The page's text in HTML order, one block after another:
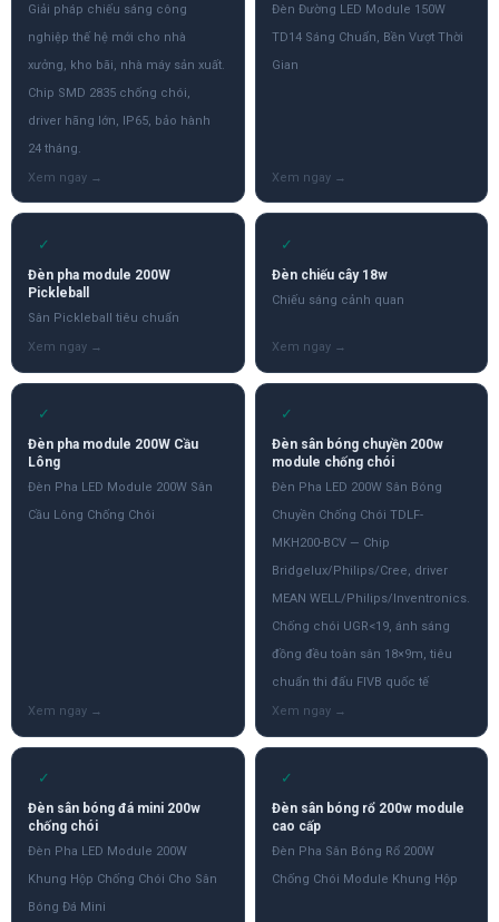
Giải pháp chiếu sáng công
nghiệp thế hệ mới cho nhà
xưởng, kho bãi, nhà máy sản xuất.
Chip SMD 2835 chống chói,
driver hãng lớn, IP65, bảo hành
24 tháng.
Đèn Đường LED Module 150W
TD14 Sáng Chuẩn, Bền Vượt Thời
Gian
✓
Đèn pha module 200W
Pickleball
Sân Pickleball tiêu chuẩn
✓
Đèn chiếu cây 18w
Chiếu sáng cảnh quan
✓
Đèn pha module 200W Cầu
Lông
Đèn Pha LED Module 200W Sân
Cầu Lông Chống Chói
✓
Đèn sân bóng chuyền 200w
module chống chói
Đèn Pha LED 200W Sân Bóng
Chuyền Chống Chói TDLF-
MKH200-BCV — Chip
Bridgelux/Philips/Cree, driver
MEAN WELL/Philips/Inventronics.
Chống chói UGR<19, ánh sáng
đồng đều toàn sân 18×9m, tiêu
chuẩn thi đấu FIVB quốc tế
✓
Đèn sân bóng đá mini 200w
chống chói
Đèn Pha LED Module 200W
Khung Hộp Chống Chói Cho Sân
Bóng Đá Mini
✓
Đèn sân bóng rổ 200w module
cao cấp
Đèn Pha Sân Bóng Rổ 200W
Chống Chói Module Khung Hộp